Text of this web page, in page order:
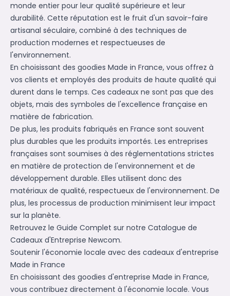
monde entier pour leur qualité supérieure et leur
durabilité. Cette réputation est le fruit d'un savoir-faire
artisanal séculaire, combiné à des techniques de
production modernes et respectueuses de
l'environnement.
En choisissant des goodies Made in France, vous offrez à
vos clients et employés des produits de haute qualité qui
durent dans le temps. Ces cadeaux ne sont pas que des
objets, mais des symboles de l'excellence française en
matière de fabrication.
De plus, les produits fabriqués en France sont souvent
plus durables que les produits importés. Les entreprises
françaises sont soumises à des réglementations strictes
en matière de protection de l'environnement et de
développement durable. Elles utilisent donc des
matériaux de qualité, respectueux de l'environnement. De
plus, les processus de production minimisent leur impact
sur la planète.
Retrouvez le Guide Complet sur notre Catalogue de
Cadeaux d'Entreprise Newcom.
Soutenir l'économie locale avec des cadeaux d'entreprise
Made in France
En choisissant des goodies d'entreprise Made in France,
vous contribuez directement à l'économie locale. Vous